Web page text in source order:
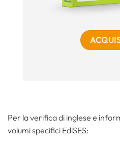
Per la verifica di inglese e
volumi specifici EdiSES: